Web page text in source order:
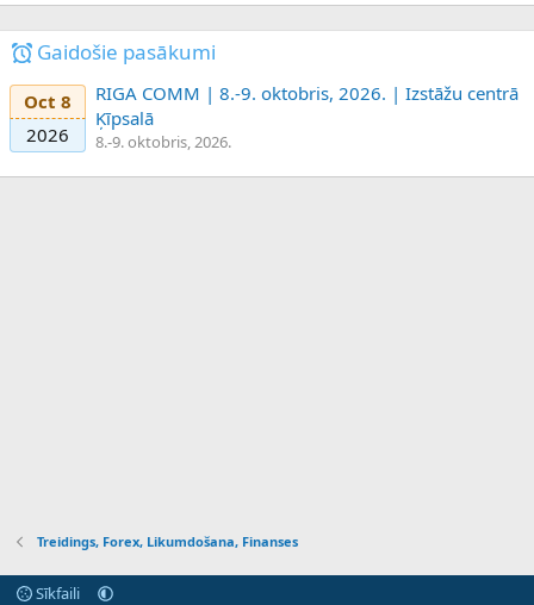
Gaidošie pasākumi
Oct 8
2026
RIGA COMM | 8.-9. oktobris, 2026. | Izstāžu centrā
Ķīpsalā
8.-9. oktobris, 2026.
Treidings, Forex, Likumdošana, Finanses
Sīkfaili